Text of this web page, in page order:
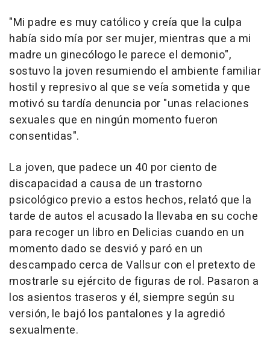
"Mi padre es muy católico y creía que la culpa
había sido mía por ser mujer, mientras que a mi
madre un ginecólogo le parece el demonio",
sostuvo la joven resumiendo el ambiente familiar
hostil y represivo al que se veía sometida y que
motivó su tardía denuncia por "unas relaciones
sexuales que en ningún momento fueron
consentidas".
La joven, que padece un 40 por ciento de
discapacidad a causa de un trastorno
psicológico previo a estos hechos, relató que la
tarde de autos el acusado la llevaba en su coche
para recoger un libro en Delicias cuando en un
momento dado se desvió y paró en un
descampado cerca de Vallsur con el pretexto de
mostrarle su ejército de figuras de rol. Pasaron a
los asientos traseros y él, siempre según su
versión, le bajó los pantalones y la agredió
sexualmente.